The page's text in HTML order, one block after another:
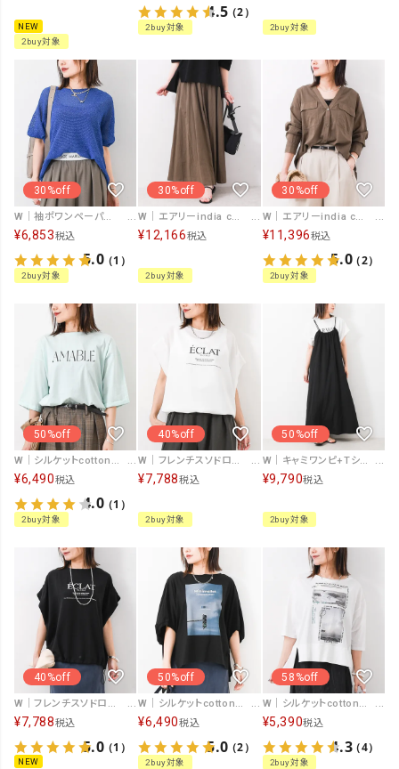
NEW
2buy対象
4.5（2）
2buy対象 2buy対象
30%off
W｜袖ポワンペーパーヤーンニット [[194-39491]][F]
¥6,853税込
5.0（1）
2buy対象
30%off
W｜エアリーindia cottonスカート [[21307-26SS]][F]
¥12,166税込
2buy対象
30%off
W｜エアリーindia cottonサファリシャツジャケット [[71459-26SS]][F]
¥11,396税込
5.0（2）
2buy対象
50%off
W｜シルケットcottonカットソー [[IZK26036]][F]
¥6,490税込
4.0（1）
2buy対象
40%off
W｜フレンチスソドロストプルオーバー [[IZK26031]][F]
¥7,788税込
2buy対象
50%off
W｜キャミワンピ+Tシャツセット [[IZK26041]][F]
¥9,790税込
2buy対象
40%off
W｜フレンチスソドロストプルオーバー [[IZK26031-BK]][F]
¥7,788税込
5.0（1）
NEW
50%off
W｜シルケットcottonカットソー [[IZK26033]][F]
¥6,490税込
5.0（2）
2buy対象
58%off
W｜シルケットcottonカットソー [[IZK26035-1 photo]][F]
¥5,390税込
4.3（4）
2buy対象